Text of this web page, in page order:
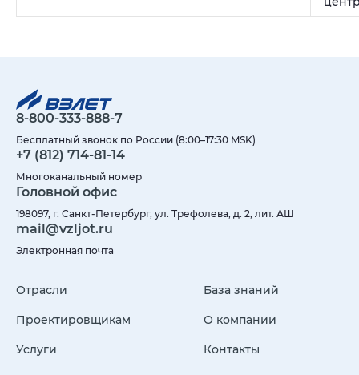
8-800-333-888-7
Бесплатный звонок по России (8:00–17:30 MSK)
+7 (812) 714-81-14
Многоканальный номер
Головной офис
198097, г. Санкт-Петербург, ул. Трефолева, д. 2, лит. АШ
mail@vzljot.ru
Электронная почта
Отрасли
Проектировщикам
Услуги
База знаний
О компании
Контакты